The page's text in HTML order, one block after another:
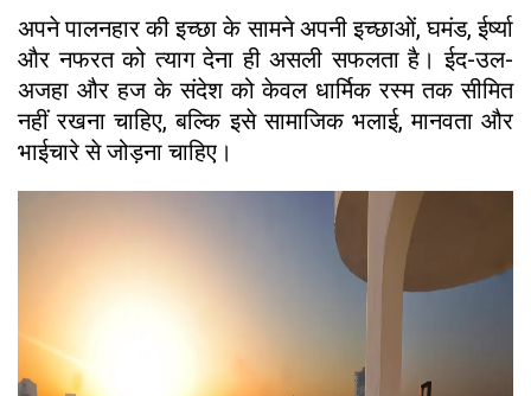
अपने पालनहार की इच्छा के सामने अपनी इच्छाओं, घमंड, ईर्ष्या
और नफरत को त्याग देना ही असली सफलता है। ईद-उल-
अजहा और हज के संदेश को केवल धार्मिक रस्म तक सीमित
नहीं रखना चाहिए, बल्कि इसे सामाजिक भलाई, मानवता और
भाईचारे से जोड़ना चाहिए।